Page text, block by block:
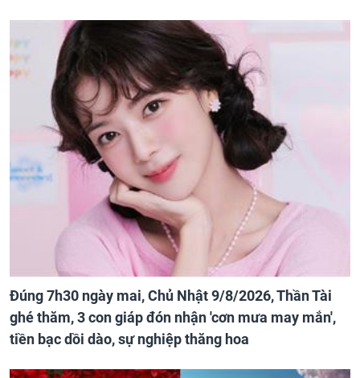
Đúng 7h30 ngày mai, Chủ Nhật 9/8/2026, Thần Tài
ghé thăm, 3 con giáp đón nhận 'cơn mưa may mắn',
tiền bạc dồi dào, sự nghiệp thăng hoa